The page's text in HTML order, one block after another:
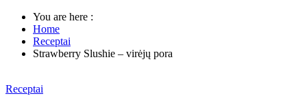
You are here :
Home
Receptai
Strawberry Slushie – virėjų pora
Receptai